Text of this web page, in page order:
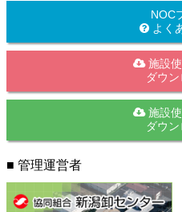
NOC
よく
施設
ダウ
施設
ダウ
■ 管理運営者